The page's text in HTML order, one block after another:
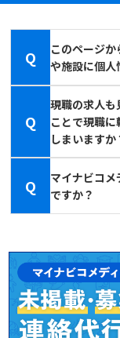
Q
このページ
や施設に個人
Q
現職の求人
ことで現職
しまいますか
Q
マイナビコ
ですか？